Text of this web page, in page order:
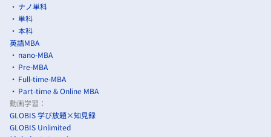
ナノ単科
単科
本科
英語MBA
nano-MBA
Pre-MBA
Full-time-MBA
Part-time & Online MBA
動画学習：
GLOBIS 学び放題×知見録
GLOBIS Unlimited